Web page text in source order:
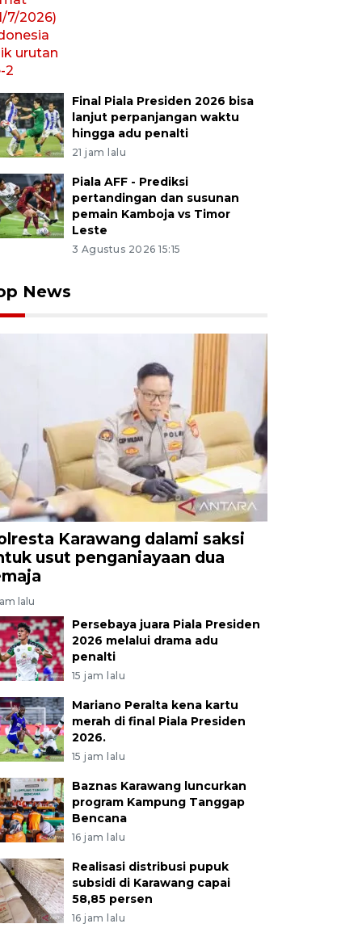
Final Piala Presiden 2026 bisa
lanjut perpanjangan waktu
hingga adu penalti
21 jam lalu
Piala AFF - Prediksi
pertandingan dan susunan
pemain Kamboja vs Timor
Leste
3 Agustus 2026 15:15
News
Karawang dalami saksi
usut penganiayaan dua
lalu
Persebaya juara Piala Presiden
2026 melalui drama adu
penalti
15 jam lalu
Mariano Peralta kena kartu
merah di final Piala Presiden
2026.
15 jam lalu
Baznas Karawang luncurkan
program Kampung Tanggap
Bencana
16 jam lalu
Realisasi distribusi pupuk
subsidi di Karawang capai
58,85 persen
16 jam lalu